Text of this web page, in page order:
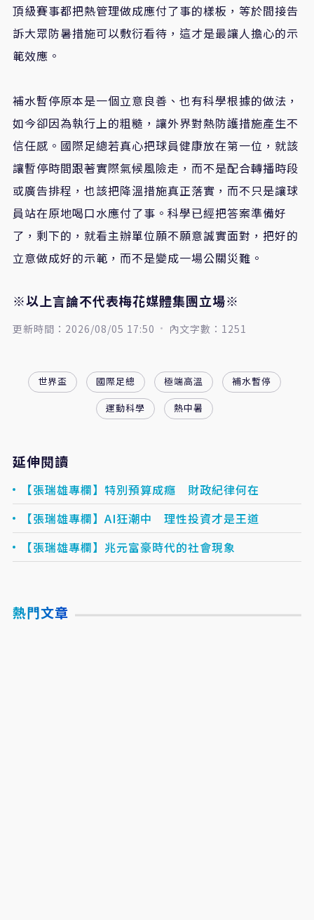
頂級賽事都把熱管理做成應付了事的樣板，等於間接告
訴大眾防暑措施可以敷衍看待，這才是最讓人擔心的示
範效應。
補水暫停原本是一個立意良善、也有科學根據的做法，
如今卻因為執行上的粗糙，讓外界對熱防護措施產生不
信任感。國際足總若真心把球員健康放在第一位，就該
讓暫停時間跟著實際氣候風險走，而不是配合轉播時段
或廣告排程，也該把降溫措施真正落實，而不只是讓球
員站在原地喝口水應付了事。科學已經把答案準備好
了，剩下的，就看主辦單位願不願意誠實面對，把好的
立意做成好的示範，而不是變成一場公關災難。
※以上言論不代表梅花媒體集團立場※
更新時間：2026/08/05 17:50 內文字數：1251
世界盃 國際足總 極端高溫
補水暫停
運動科學
熱中暑
延伸閱讀
【張瑞雄專欄】特別預算成癮 財政紀律何在
【張瑞雄專欄】AI狂潮中 理性投資才是王道
【張瑞雄專欄】兆元富豪時代的社會現象
熱門文章